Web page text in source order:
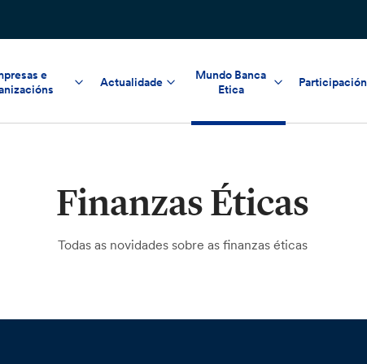
e
Actualidade
Mundo Banca
Etica
Participación
Finanzas Éticas
Todas as novidades sobre as finanzas éticas